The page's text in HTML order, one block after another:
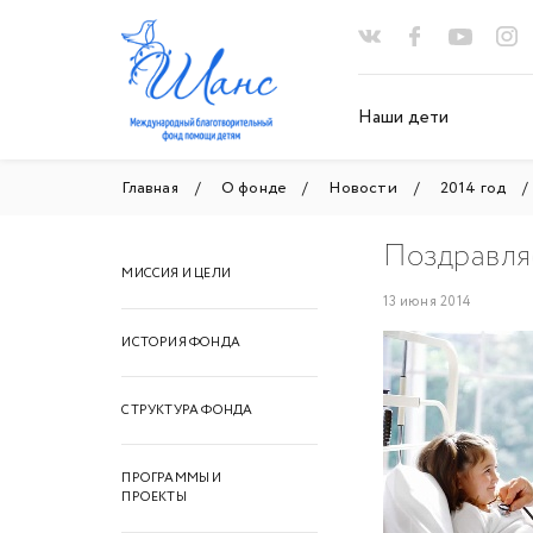
Наши дети
Главная О фонде Новости 2014 год
МИССИЯ И ЦЕЛИ
ИСТОРИЯ ФОНДА
СТРУКТУРА ФОНДА
ПРОГРАММЫ И
ПРОЕКТЫ
13 июня 2014